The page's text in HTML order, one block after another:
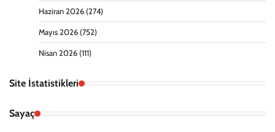
Haziran 2026 (274)
Mayıs 2026 (752)
Nisan 2026 (111)
Site İstatistikleri
Sayaç